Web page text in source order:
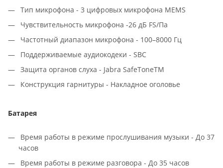
Тип микрофона - 3 цифровых микрофона MEMS
Чувствительность микрофона -26 дБ FS/Па
Частотный диапазон микрофона - 100–8000 Гц
Поддерживаемые аудиокодеки - SBC
Защита органов слуха - Jabra SafeToneTM
Конструкция гарнитуры - Накладное оголовье
Батарея
Время работы в режиме прослушивания музыки - До 37
часов
Время работы в режиме разговора - До 35 часов